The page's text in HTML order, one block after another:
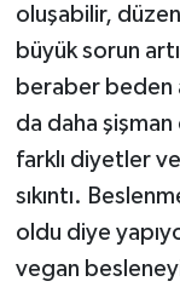
oluşabilir,
büyük sorun
beraber beden
da daha şişman
farklı diyetler
sıkıntı.
oldu diye
vegan